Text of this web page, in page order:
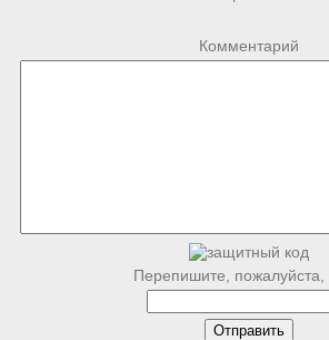
Комментарий
Перепишите, пожалуйста,